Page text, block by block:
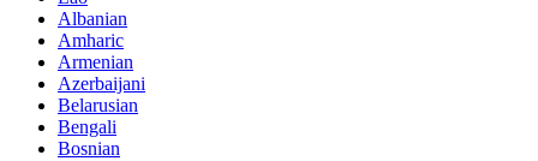
Albanian
Amharic
Armenian
Azerbaijani
Belarusian
Bengali
Bosnian